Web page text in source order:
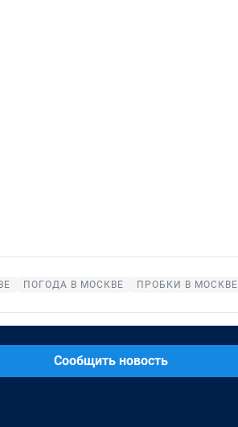
ПОГОДА В МОСКВЕ ПРОБКИ В МОСКВЕ
Сообщить новость